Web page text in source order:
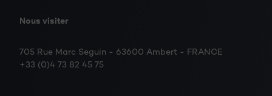
Nous visiter
705 Rue Marc Seguin - 63600 Ambert - FRANCE
+33 (0)4 73 82 45 75